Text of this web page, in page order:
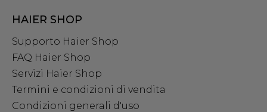
HAIER SHOP
Supporto Haier Shop
FAQ Haier Shop
Servizi Haier Shop
Termini e condizioni di vendita
Condizioni generali d'uso